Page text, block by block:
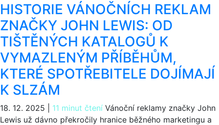
HISTORIE VÁNOČNÍCH REKLAM
ZNAČKY JOHN LEWIS: OD
TIŠTĚNÝCH KATALOGŮ K
VYMAZLENÝM PŘÍBĚHŮM,
KTERÉ SPOTŘEBITELE DOJÍMAJÍ
K SLZÁM
18. 12. 2025 11 minut čtení Vánoční reklamy značky John
Lewis už dávno překročily hranice běžného marketingu a